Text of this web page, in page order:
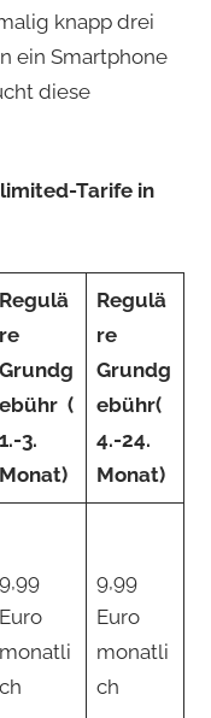
knapp drei
ein Smartphone
diese
Tarife in
Regulä
re
Grundg
ebühr(
1.-3.
Monat)
Regulä
re
Grundg
ebühr(
4.-24.
Monat)
9,99
Euro
monatli
ch
9,99
Euro
monatli
ch